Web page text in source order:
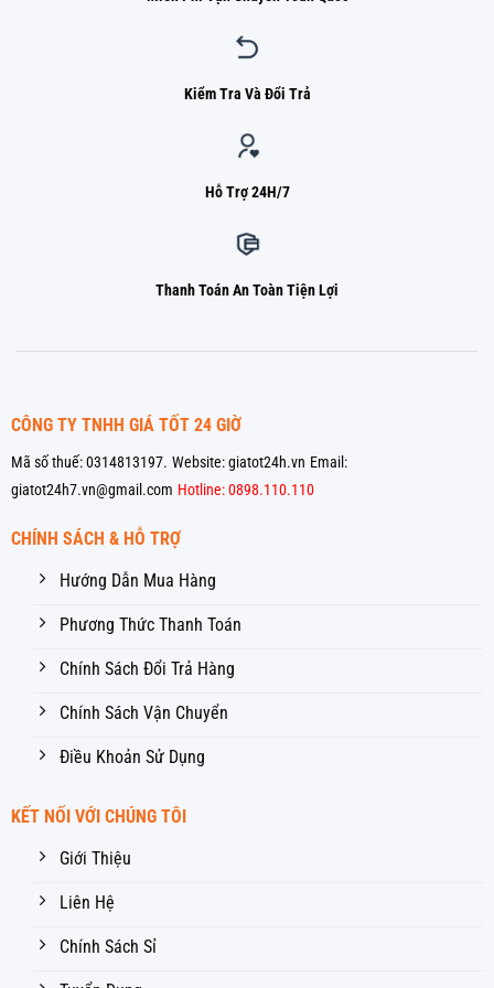
Kiểm Tra Và Đổi Trả
Hỗ Trợ 24H/7
Thanh Toán An Toàn Tiện Lợi
CÔNG TY TNHH GIÁ TỐT 24 GIỜ
Mã số thuế: 0314813197. Website: giatot24h.vn Email:
giatot24h7.vn@gmail.com Hotline: 0898.110.110
CHÍNH SÁCH & HỖ TRỢ
Hướng Dẫn Mua Hàng
Phương Thức Thanh Toán
Chính Sách Đổi Trả Hàng
Chính Sách Vận Chuyển
Điều Khoản Sử Dụng
KẾT NỐI VỚI CHÚNG TÔI
Giới Thiệu
Liên Hệ
Chính Sách Sỉ